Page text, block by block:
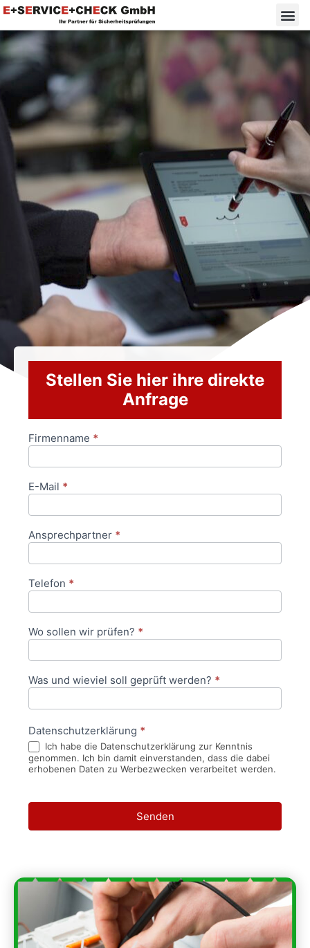
Stellen Sie hier ihre direkte
Anfrage
Anfrageformular
Firmenname *
E-Mail *
Ansprechpartner *
Telefon *
Wo sollen wir prüfen? *
Was und wieviel soll geprüft werden? *
Datenschutzerklärung *
Ich habe die Datenschutzerklärung zur Kenntnis
genommen. Ich bin damit einverstanden, dass die dabei
erhobenen Daten zu Werbezwecken verarbeitet werden.
Senden